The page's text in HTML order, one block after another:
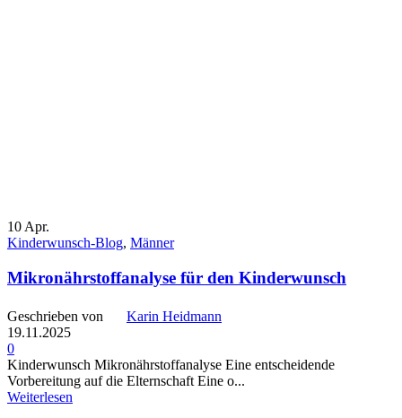
10 Apr.
Kinderwunsch-Blog, Männer
Mikronährstoffanalyse für den Kinderwunsch
Geschrieben von
Karin Heidmann
19.11.2025
0
Kinderwunsch Mikronährstoffanalyse Eine entscheidende
Vorbereitung auf die Elternschaft Eine o...
Weiterlesen